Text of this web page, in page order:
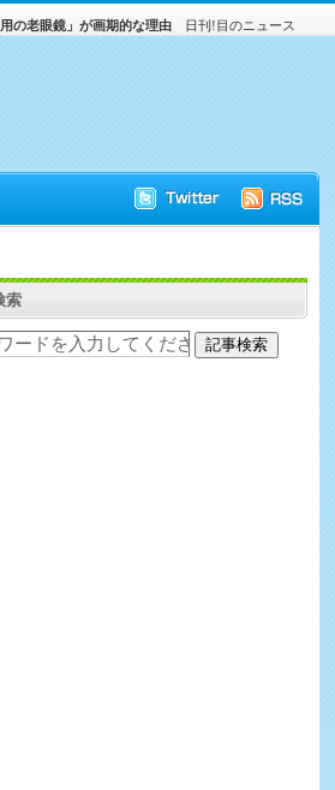
日刊!目のニュース
の老眼鏡」が画期的な理由
索